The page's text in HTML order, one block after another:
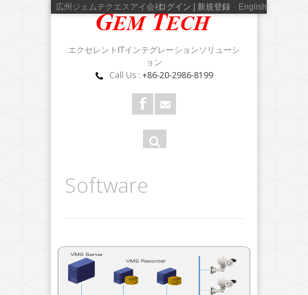
広州ジェムテクエスアイ会社ログイン | 新規登録 English
エクセレントITインテグレーションソリューシ
ョン
Call Us : +86-20-2986-8199
検
ォ
検索
Software